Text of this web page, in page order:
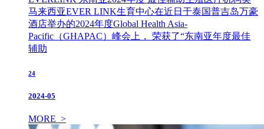
马来西亚EVER LINK生育中心在近日于泰国普吉岛万豪
酒店举办的2024年度Global Health Asia-
Pacific（GHAPAC）峰会上， 荣获了“东南亚年度最佳
辅助
24
2024-05
MORE >